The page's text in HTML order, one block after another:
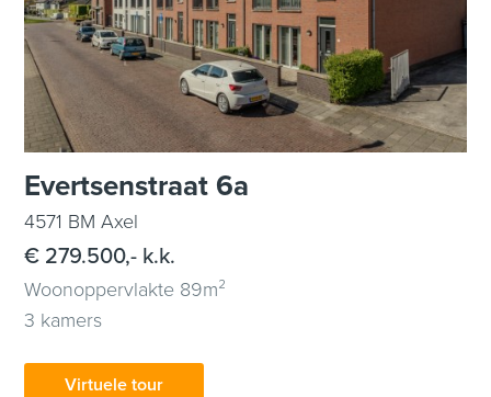
Evertsenstraat 6a
4571 BM Axel
€ 279.500,- k.k.
Woonoppervlakte 89m²
3 kamers
Virtuele tour